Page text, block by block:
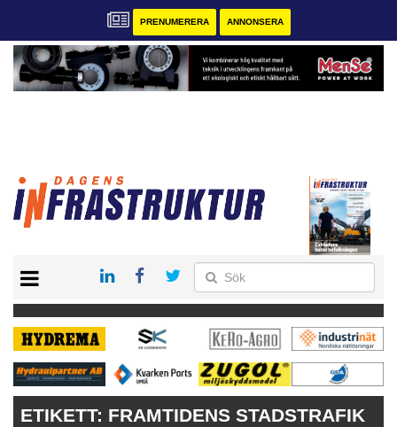
PRENUMERERA ANNONSERA
KONTAKT
VÅRA ANDRA MAGASIN
PRENUMERERA
ANNONSERA
ETIKETT: FRAMTIDENS STADSTRAFIK